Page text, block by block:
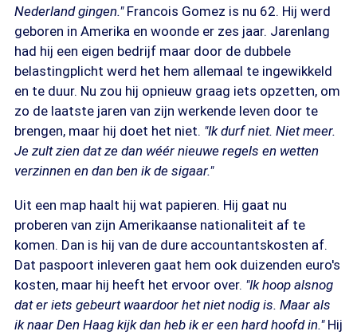
Nederland gingen." Francois Gomez is nu 62. Hij werd
geboren in Amerika en woonde er zes jaar. Jarenlang
had hij een eigen bedrijf maar door de dubbele
belastingplicht werd het hem allemaal te ingewikkeld
en te duur. Nu zou hij opnieuw graag iets opzetten, om
zo de laatste jaren van zijn werkende leven door te
brengen, maar hij doet het niet. "Ik durf niet. Niet meer.
Je zult zien dat ze dan wéér nieuwe regels en wetten
verzinnen en dan ben ik de sigaar."
Uit een map haalt hij wat papieren. Hij gaat nu
proberen van zijn Amerikaanse nationaliteit af te
komen. Dan is hij van de dure accountantskosten af.
Dat paspoort inleveren gaat hem ook duizenden euro's
kosten, maar hij heeft het ervoor over. "Ik hoop alsnog
dat er iets gebeurt waardoor het niet nodig is. Maar als
ik naar Den Haag kijk dan heb ik er een hard hoofd in." Hij